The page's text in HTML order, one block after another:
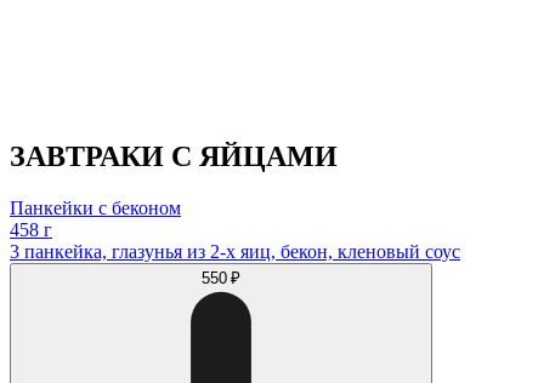
ЗАВТРАКИ С ЯЙЦАМИ
Панкейки с беконом
458 г
3 панкейка, глазунья из 2-х яиц, бекон, кленовый соус
550 ₽